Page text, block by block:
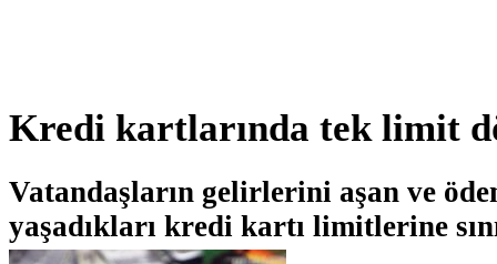
Kredi kartlarında tek limit
Vatandaşların gelirlerini aşan ve
yaşadıkları kredi kartı limitlerine